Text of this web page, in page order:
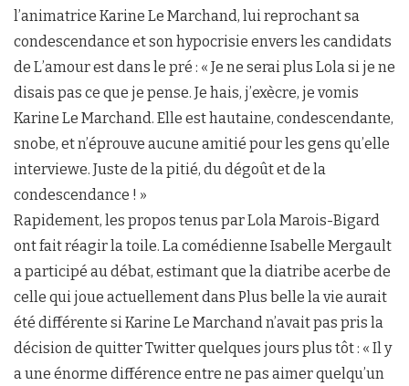
l’animatrice Karine Le Marchand, lui reprochant sa
condescendance et son hypocrisie envers les candidats
de L’amour est dans le pré : « Je ne serai plus Lola si je ne
disais pas ce que je pense. Je hais, j’exècre, je vomis
Karine Le Marchand. Elle est hautaine, condescendante,
snobe, et n’éprouve aucune amitié pour les gens qu’elle
interviewe. Juste de la pitié, du dégoût et de la
condescendance ! »
Rapidement, les propos tenus par Lola Marois-Bigard
ont fait réagir la toile. La comédienne Isabelle Mergault
a participé au débat, estimant que la diatribe acerbe de
celle qui joue actuellement dans Plus belle la vie aurait
été différente si Karine Le Marchand n’avait pas pris la
décision de quitter Twitter quelques jours plus tôt : « Il y
a une énorme différence entre ne pas aimer quelqu’un